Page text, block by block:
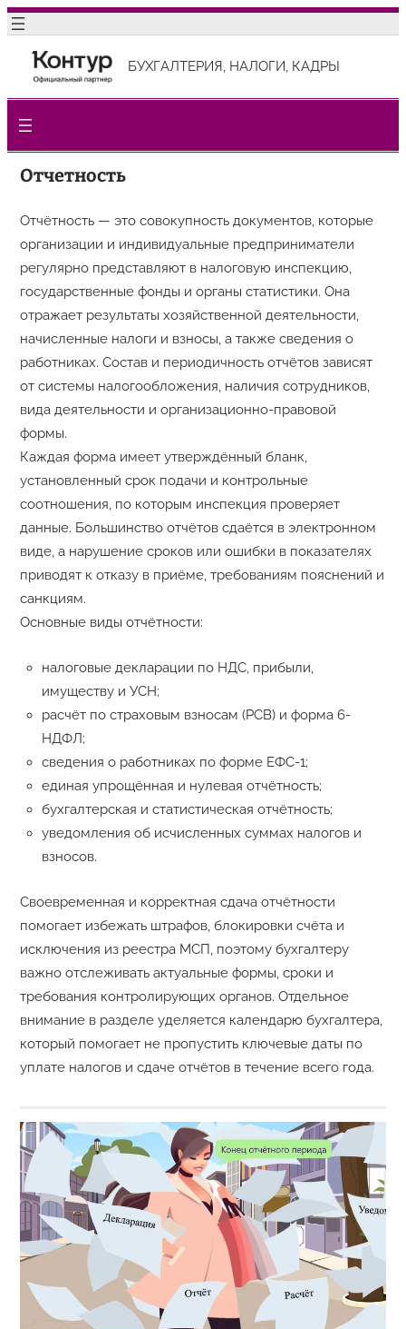
Перейти
содержимому
БУХГАЛТЕРИЯ, НАЛОГИ, КАДРЫ
Отчетность
Отчётность — это совокупность документов, которые
организации и индивидуальные предприниматели
регулярно представляют в налоговую инспекцию,
государственные фонды и органы статистики. Она
отражает результаты хозяйственной деятельности,
начисленные налоги и взносы, а также сведения о
работниках. Состав и периодичность отчётов зависят
от системы налогообложения, наличия сотрудников,
вида деятельности и организационно-правовой
формы.
Каждая форма имеет утверждённый бланк,
установленный срок подачи и контрольные
соотношения, по которым инспекция проверяет
данные. Большинство отчётов сдаётся в электронном
виде, а нарушение сроков или ошибки в показателях
приводят к отказу в приёме, требованиям пояснений и
санкциям.
Основные виды отчётности:
налоговые декларации по НДС, прибыли,
имуществу и УСН;
расчёт по страховым взносам (РСВ) и форма 6-
НДФЛ;
сведения о работниках по форме ЕФС-1;
единая упрощённая и нулевая отчётность;
бухгалтерская и статистическая отчётность;
уведомления об исчисленных суммах налогов и
взносов.
Своевременная и корректная сдача отчётности
помогает избежать штрафов, блокировки счёта и
исключения из реестра МСП, поэтому бухгалтеру
важно отслеживать актуальные формы, сроки и
требования контролирующих органов. Отдельное
внимание в разделе уделяется календарю бухгалтера,
который помогает не пропустить ключевые даты по
уплате налогов и сдаче отчётов в течение всего года.